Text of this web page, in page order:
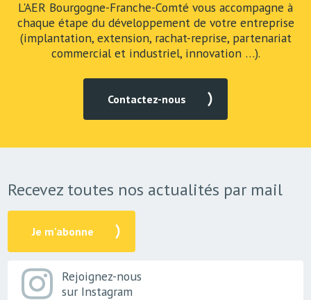
L'AER Bourgogne-Franche-Comté vous accompagne à
chaque étape du développement de votre entreprise
(implantation, extension, rachat-reprise, partenariat
commercial et industriel, innovation …).
Contactez-nous
Recevez toutes nos actualités par mail
Je m'abonne
Rejoignez-nous
sur Instagram